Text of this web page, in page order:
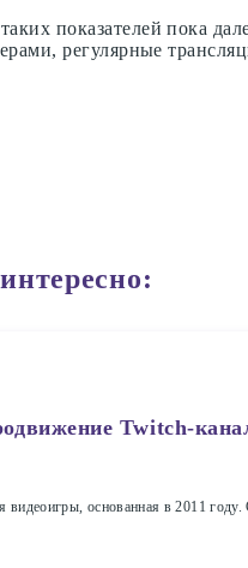
показателей пока
регулярные
Twitch-
основанная в 2011